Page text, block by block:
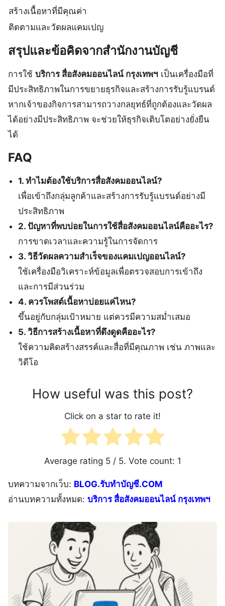
สร้างเนื้อหาที่มีคุณค่า
ติดตามและวัดผลแคมเปญ
สรุปและข้อคิดจากสำนักงานบัญชี
การใช้ บริการ สื่อสังคมออนไลน์ กรุงเทพฯ เป็นเครื่องมือที่
มีประสิทธิภาพในการขยายธุรกิจและสร้างการรับรู้แบรนด์
หากเจ้าของกิจการสามารถวางกลยุทธ์ที่ถูกต้องและวัดผล
ได้อย่างมีประสิทธิภาพ จะช่วยให้ธุรกิจเติบโตอย่างยั่งยืน
ได้
FAQ
1. ทำไมต้องใช้บริการสื่อสังคมออนไลน์?
เพื่อเข้าถึงกลุ่มลูกค้าและสร้างการรับรู้แบรนด์อย่างมี
ประสิทธิภาพ
2. ปัญหาที่พบบ่อยในการใช้สื่อสังคมออนไลน์คืออะไร?
การขาดเวลาและความรู้ในการจัดการ
3. วิธีวัดผลความสำเร็จของแคมเปญออนไลน์?
ใช้เครื่องมือวิเคราะห์ข้อมูลเพื่อตรวจสอบการเข้าถึง
และการมีส่วนร่วม
4. ควรโพสต์เนื้อหาบ่อยแค่ไหน?
ขึ้นอยู่กับกลุ่มเป้าหมาย แต่ควรมีความสม่ำเสมอ
5. วิธีการสร้างเนื้อหาที่ดึงดูดคืออะไร?
ใช้ความคิดสร้างสรรค์และสื่อที่มีคุณภาพ เช่น ภาพและ
วิดีโอ
How useful was this post?
Click on a star to rate it!
Average rating 5/ 5. Vote count: 1
บทความจากเว็บ: BLOG.รับทำบัญชี.COM
อ่านบทความทั้งหมด: บริการ สื่อสังคมออนไลน์ กรุงเทพฯ